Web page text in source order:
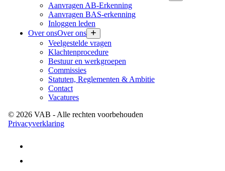
Aanvragen AB-Erkenning
Aanvragen BAS-erkenning
Inloggen leden
Over onsOver ons
Veelgestelde vragen
Klachtenprocedure
Bestuur en werkgroepen
Commissies
Statuten, Reglementen & Ambitie
Contact
Vacatures
© 2026 VAB - Alle rechten voorbehouden
Privacyverklaring